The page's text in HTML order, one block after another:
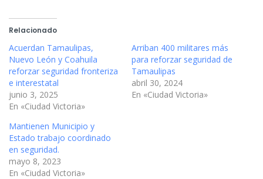
Relacionado
Acuerdan Tamaulipas,
Nuevo León y Coahuila
reforzar seguridad fronteriza
e interestatal
junio 3, 2025
En «Ciudad Victoria»
Arriban 400 militares más
para reforzar seguridad de
Tamaulipas
abril 30, 2024
En «Ciudad Victoria»
Mantienen Municipio y
Estado trabajo coordinado
en seguridad.
mayo 8, 2023
En «Ciudad Victoria»